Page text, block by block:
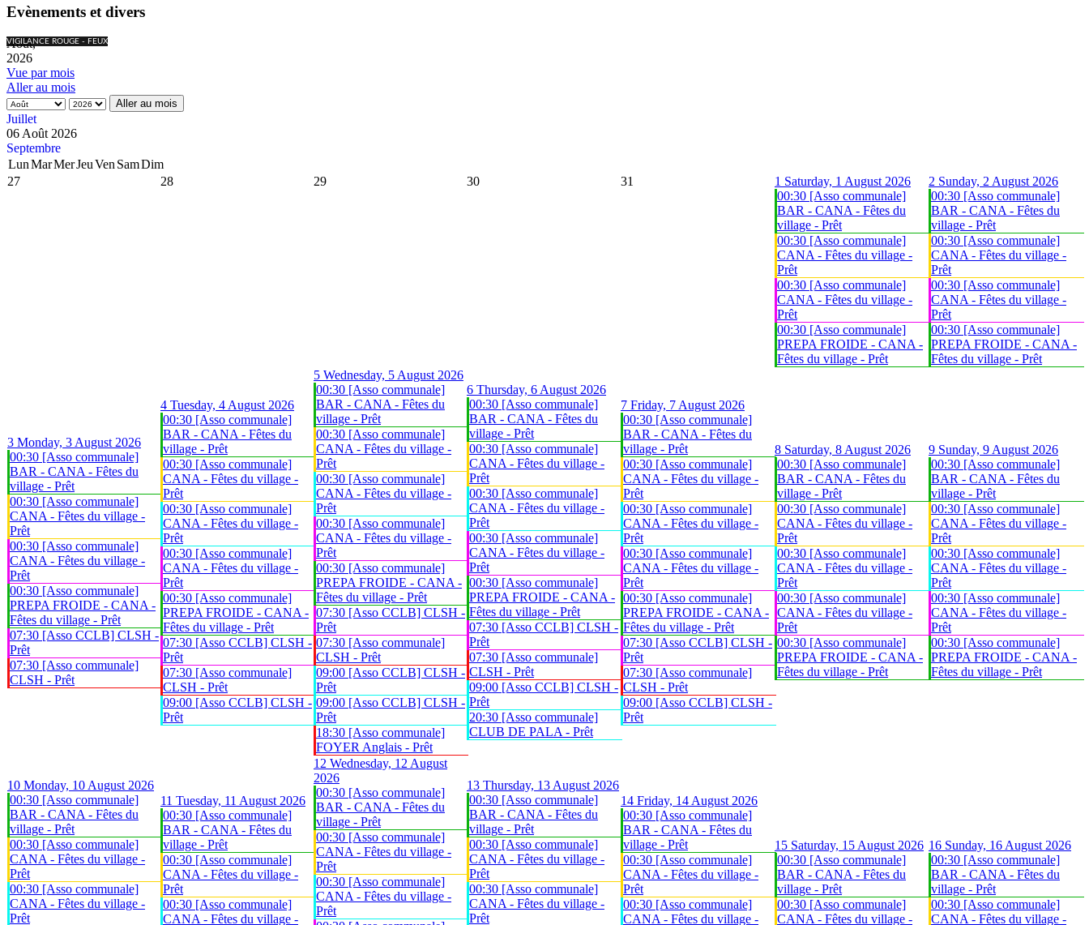
Evènements et divers
VIGILANCE ROUGE - FEUX
Août,
2026
Vue par mois
Aller au mois
Aller au mois
Juillet
06 Août 2026
Septembre
LunMarMerJeuVen SamDim
27
28 29 30 31 1 Saturday, 1 August 2026
00:30 [Asso communale]
BAR - CANA - Fêtes du
village - Prêt
00:30 [Asso communale]
CANA - Fêtes du village -
Prêt
00:30 [Asso communale]
CANA - Fêtes du village -
Prêt
00:30 [Asso communale]
PREPA FROIDE - CANA -
Fêtes du village - Prêt
2 Sunday, 2 August 2026
00:30 [Asso communale]
BAR - CANA - Fêtes du
village - Prêt
00:30 [Asso communale]
CANA - Fêtes du village -
Prêt
00:30 [Asso communale]
CANA - Fêtes du village -
Prêt
00:30 [Asso communale]
PREPA FROIDE - CANA -
Fêtes du village - Prêt
3 Monday, 3 August 2026
00:30 [Asso communale]
BAR - CANA - Fêtes du
village - Prêt
00:30 [Asso communale]
CANA - Fêtes du village -
Prêt
00:30 [Asso communale]
CANA - Fêtes du village -
Prêt
00:30 [Asso communale]
PREPA FROIDE - CANA -
Fêtes du village - Prêt
07:30 [Asso CCLB] CLSH -
Prêt
07:30 [Asso communale]
CLSH - Prêt
4 Tuesday, 4 August 2026
00:30 [Asso communale]
BAR - CANA - Fêtes du
village - Prêt
00:30 [Asso communale]
CANA - Fêtes du village -
Prêt
00:30 [Asso communale]
CANA - Fêtes du village -
Prêt
00:30 [Asso communale]
CANA - Fêtes du village -
Prêt
00:30 [Asso communale]
PREPA FROIDE - CANA -
Fêtes du village - Prêt
07:30 [Asso CCLB] CLSH -
Prêt
07:30 [Asso communale]
CLSH - Prêt
09:00 [Asso CCLB] CLSH -
Prêt
5 Wednesday, 5 August 2026
00:30 [Asso communale]
BAR - CANA - Fêtes du
village - Prêt
00:30 [Asso communale]
CANA - Fêtes du village -
Prêt
00:30 [Asso communale]
CANA - Fêtes du village -
Prêt
00:30 [Asso communale]
CANA - Fêtes du village -
Prêt
00:30 [Asso communale]
PREPA FROIDE - CANA -
Fêtes du village - Prêt
07:30 [Asso CCLB] CLSH -
Prêt
07:30 [Asso communale]
CLSH - Prêt
09:00 [Asso CCLB] CLSH -
Prêt
09:00 [Asso CCLB] CLSH -
Prêt
18:30 [Asso communale]
FOYER Anglais - Prêt
6 Thursday, 6 August 2026
00:30 [Asso communale]
BAR - CANA - Fêtes du
village - Prêt
00:30 [Asso communale]
CANA - Fêtes du village -
Prêt
00:30 [Asso communale]
CANA - Fêtes du village -
Prêt
00:30 [Asso communale]
CANA - Fêtes du village -
Prêt
00:30 [Asso communale]
PREPA FROIDE - CANA -
Fêtes du village - Prêt
07:30 [Asso CCLB] CLSH -
Prêt
07:30 [Asso communale]
CLSH - Prêt
09:00 [Asso CCLB] CLSH -
Prêt
20:30 [Asso communale]
CLUB DE PALA - Prêt
7 Friday, 7 August 2026
00:30 [Asso communale]
BAR - CANA - Fêtes du
village - Prêt
00:30 [Asso communale]
CANA - Fêtes du village -
Prêt
00:30 [Asso communale]
CANA - Fêtes du village -
Prêt
00:30 [Asso communale]
CANA - Fêtes du village -
Prêt
00:30 [Asso communale]
PREPA FROIDE - CANA -
Fêtes du village - Prêt
07:30 [Asso CCLB] CLSH -
Prêt
07:30 [Asso communale]
CLSH - Prêt
09:00 [Asso CCLB] CLSH -
Prêt
8 Saturday, 8 August 2026
00:30 [Asso communale]
BAR - CANA - Fêtes du
village - Prêt
00:30 [Asso communale]
CANA - Fêtes du village -
Prêt
00:30 [Asso communale]
CANA - Fêtes du village -
Prêt
00:30 [Asso communale]
CANA - Fêtes du village -
Prêt
00:30 [Asso communale]
PREPA FROIDE - CANA -
Fêtes du village - Prêt
9 Sunday, 9 August 2026
00:30 [Asso communale]
BAR - CANA - Fêtes du
village - Prêt
00:30 [Asso communale]
CANA - Fêtes du village -
Prêt
00:30 [Asso communale]
CANA - Fêtes du village -
Prêt
00:30 [Asso communale]
CANA - Fêtes du village -
Prêt
00:30 [Asso communale]
PREPA FROIDE - CANA -
Fêtes du village - Prêt
10 Monday, 10 August 2026
00:30 [Asso communale]
BAR - CANA - Fêtes du
village - Prêt
00:30 [Asso communale]
CANA - Fêtes du village -
Prêt
00:30 [Asso communale]
CANA - Fêtes du village -
Prêt
11 Tuesday, 11 August 2026
00:30 [Asso communale]
BAR - CANA - Fêtes du
village - Prêt
00:30 [Asso communale]
CANA - Fêtes du village -
Prêt
00:30 [Asso communale]
CANA - Fêtes du village -
12 Wednesday, 12 August
2026
00:30 [Asso communale]
BAR - CANA - Fêtes du
village - Prêt
00:30 [Asso communale]
CANA - Fêtes du village -
Prêt
00:30 [Asso communale]
CANA - Fêtes du village -
Prêt
13 Thursday, 13 August 2026
00:30 [Asso communale]
BAR - CANA - Fêtes du
village - Prêt
00:30 [Asso communale]
CANA - Fêtes du village -
Prêt
00:30 [Asso communale]
CANA - Fêtes du village -
Prêt
14 Friday, 14 August 2026
00:30 [Asso communale]
BAR - CANA - Fêtes du
village - Prêt
00:30 [Asso communale]
CANA - Fêtes du village -
Prêt
00:30 [Asso communale]
CANA - Fêtes du village -
15 Saturday, 15 August 2026
00:30 [Asso communale]
BAR - CANA - Fêtes du
village - Prêt
00:30 [Asso communale]
CANA - Fêtes du village -
16 Sunday, 16 August 2026
00:30 [Asso communale]
BAR - CANA - Fêtes du
village - Prêt
00:30 [Asso communale]
CANA - Fêtes du village -